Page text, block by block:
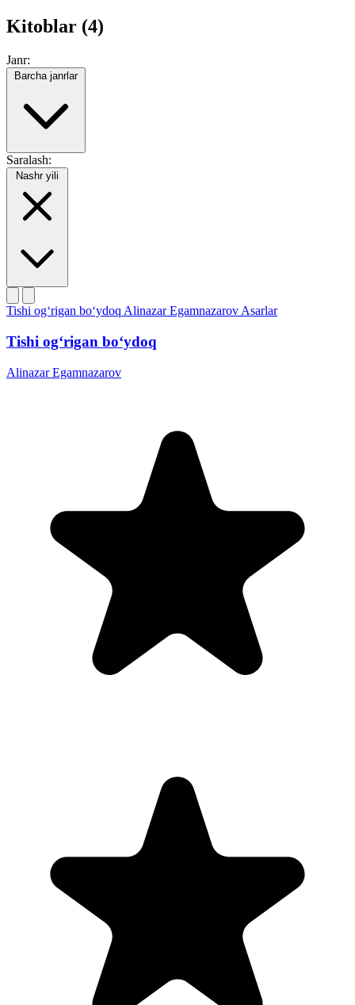
Kitoblar (4)
Janr:
Barcha janrlar
Saralash:
Nashr yili
Tishi og‘rigan bo‘ydoq Alinazar Egamnazarov Asarlar
Tishi og‘rigan bo‘ydoq
Alinazar Egamnazarov